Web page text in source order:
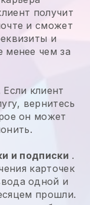
получит
и сможет
и
менее чем за
Если клиент
вернитесь
он может
и подписки .
карточек
одной и
прошли.